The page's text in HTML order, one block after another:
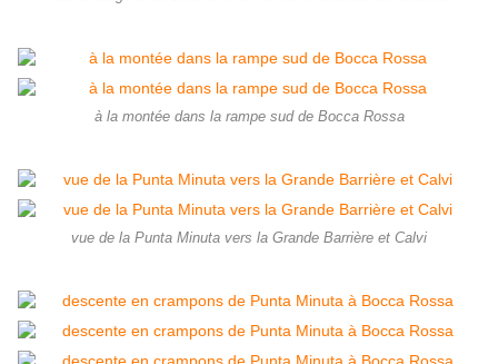
à la montée dans la rampe sud de Bocca Rossa
vue de la Punta Minuta vers la Grande Barrière et Calvi